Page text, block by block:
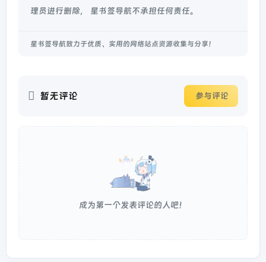
理员进行删除， 星书签导航不承担任何责任。
星书签导航致力于优质、实用的网络站点资源收集与分享！
暂无评论 参与评论
成为第一个发表评论的人吧！